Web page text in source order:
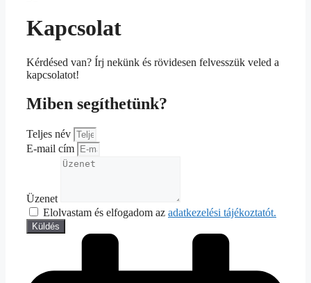
Kapcsolat
Kérdésed van? Írj nekünk és rövidesen felvesszük veled a
kapcsolatot!
Miben segíthetünk?
Teljes név
E-mail cím
Üzenet
Elolvastam és elfogadom az adatkezelési tájékoztatót.
Küldés